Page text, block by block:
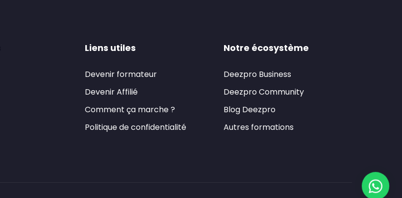
Liens utiles
Devenir formateur
Devenir Affilié
Comment ça marche ?
Politique de confidentialité
Notre écosystème
Deezpro Business
Deezpro Community
Blog Deezpro
Autres formations